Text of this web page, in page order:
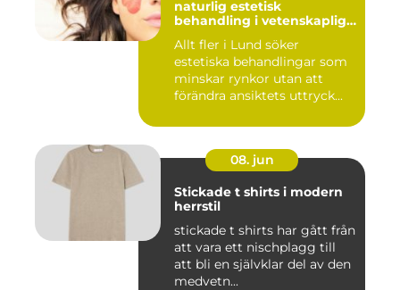
naturlig estetisk
behandling i vetenskaplig
Allt fler i Lund söker
estetiska behandlingar som
minskar rynkor utan att
förändra ansiktets uttryck...
08. jun
Stickade t shirts i modern
herrstil
stickade t shirts har gått från
att vara ett nischplagg till
att bli en självklar del av den
medvetn...